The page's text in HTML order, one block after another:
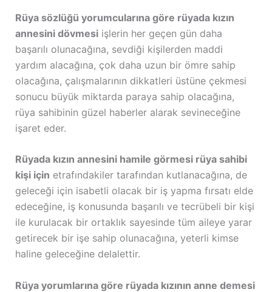
Rüya sözlüğü yorumcularına göre rüyada kızın
annesini dövmesiişlerin her geçen gün daha
başarılı olunacağına, sevdiği kişilerden maddi
yardım alacağına, çok daha uzun bir ömre sahip
olacağına, çalışmalarının dikkatleri üstüne çekmesi
sonucu büyük miktarda paraya sahip olacağına,
rüya sahibinin güzel haberler alarak sevineceğine
işaret eder.
Rüyada kızın annesini hamile görmesi rüya sahibi
kişi için etrafındakiler tarafından kutlanacağına, de
geleceği için isabetli olacak bir iş yapma fırsatı elde
edeceğine, iş konusunda başarılı ve tecrübeli bir kişi
ile kurulacak bir ortaklık sayesinde tüm aileye yarar
getirecek bir işe sahip olunacağına, yeterli kimse
haline geleceğine delalettir.
Rüya yorumlarına göre rüyada kızının anne demesi